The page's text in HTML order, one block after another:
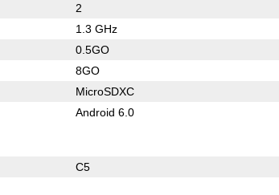
2
1.3 GHz
0.5GO
8GO
MicroSDXC
Android 6.0
C5